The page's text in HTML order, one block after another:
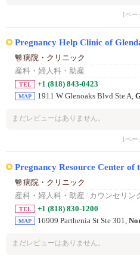
[ペー
Pregnancy Help Clinic of
病院・クリニック
産科・婦人科・助産
TEL +1 (818) 843-0423
MAP 1911 W Glenoaks Blvd Ste A,
まだレビューはありません。
[ペー
Pregnancy Resource Center of
病院・クリニック
産科・婦人科・助産 / カウンセリン
TEL +1 (818) 830-1200
MAP 16909 Parthenia St Ste 301,
まだレビューはありません。